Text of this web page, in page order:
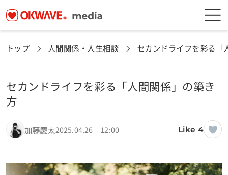
トップ 人間関係・人生相談 セカンドライフを彩る「
セカンドライフを彩る「人間関係」の築き
方
加藤慶太2025.04.26 12:00 Like 4